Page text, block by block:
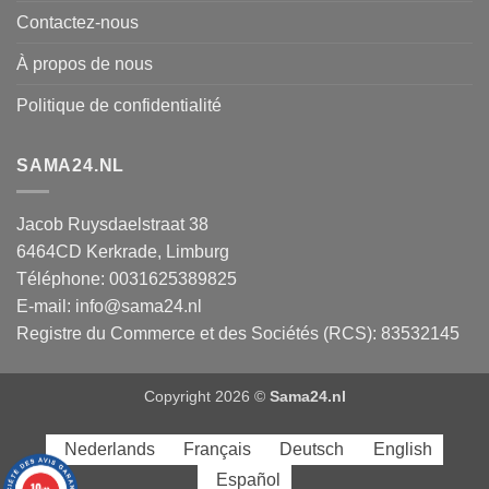
Contactez-nous
À propos de nous
Politique de confidentialité
SAMA24.NL
Jacob Ruysdaelstraat 38
6464CD Kerkrade, Limburg
Téléphone: 0031625389825
E-mail: info@sama24.nl
Registre du Commerce et des Sociétés (RCS): 83532145
Copyright 2026 © Sama24.nl
Nederlands Français Deutsch
English
Español